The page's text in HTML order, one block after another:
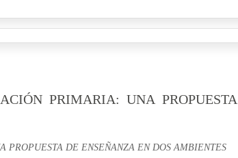
PRIMARIA: UNA
DE ENSEÑANZA EN DOS AMBIENTES